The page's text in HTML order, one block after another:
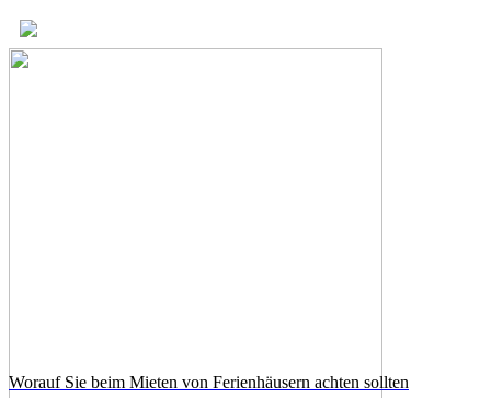
Worauf Sie beim Mieten von Ferienhäusern achten sollten